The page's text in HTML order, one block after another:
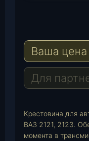
e
r
a
m
a
s
A
p
a
i
l
Ваша цена
Для
Крестовина для
ВАЗ 2121, 2123.
момента в